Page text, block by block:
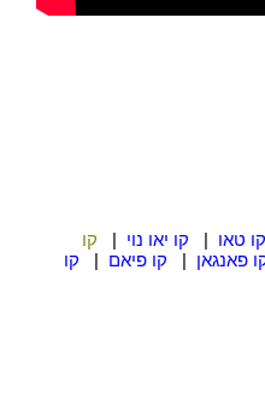
קו טאו | קו יאו נוי | קו
פאנגאן | קו פיאם | קו